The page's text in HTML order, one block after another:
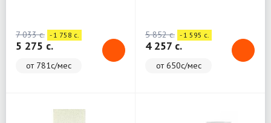
7 033 c. - 1 758 c.
5 275 c.
от 781с/мес
5 852 c. - 1 595 c.
4 257 c.
от 650с/мес